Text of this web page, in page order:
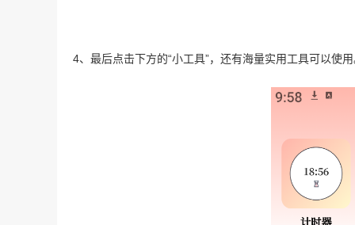
4、最后点击下方的“小工具”，还有海量实用工具可以使